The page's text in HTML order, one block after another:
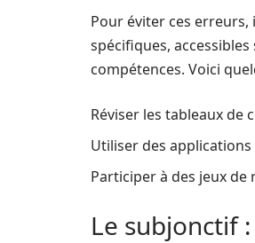
Pour éviter ces
spécifiques,
compétences. Voici
Réviser les tableaux de
Utiliser des
Participer à des jeux
Le subjonctif